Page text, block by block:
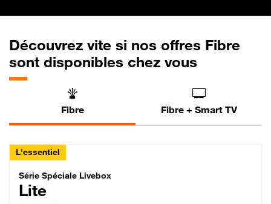
Découvrez vite si nos offres Fibre
sont disponibles chez vous
Fibre Fibre + Smart TV
L'essentiel
Série Spéciale Livebox Lite Fibre
Série Spéciale Livebox
Lite